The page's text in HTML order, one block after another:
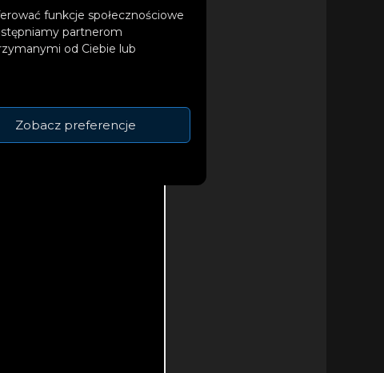
funkcje społecznościowe
partnerom
od Ciebie lub
Zobacz preferencje